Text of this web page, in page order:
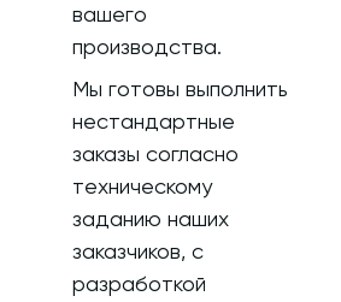
вашего
производства.
Мы готовы выполнить
нестандартные
заказы согласно
техническому
заданию наших
заказчиков, с
разработкой